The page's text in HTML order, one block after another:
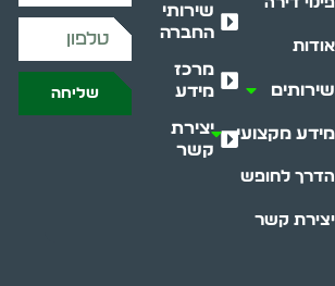
אודות
שירותים
מידע מקצועי
הדרך לחופש
יצירת קשר
שירותי
החברה
מרכז
מידע
יצירת
קשר
שליחה